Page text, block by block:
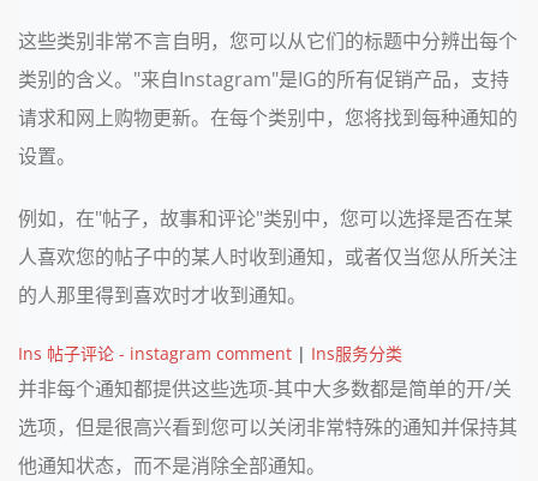
这些类别非常不言自明，您可以从它们的标题中分辨出每个
类别的含义。"来自Instagram"是IG的所有促销产品，支持
请求和网上购物更新。在每个类别中，您将找到每种通知的
设置。
例如，在"帖子，故事和评论"类别中，您可以选择是否在某
人喜欢您的帖子中的某人时收到通知，或者仅当您从所关注
的人那里得到喜欢时才收到通知。
Ins 帖子评论 - instagram comment | Ins服务分类
并非每个通知都提供这些选项-其中大多数都是简单的开/关
选项，但是很高兴看到您可以关闭非常特殊的通知并保持其
他通知状态，而不是消除全部通知。